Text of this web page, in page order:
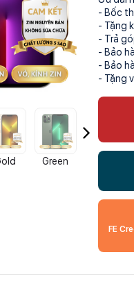
Green
- Bốc
- Tặng
- Trả
- Bảo
- Bảo
- Tặng
FE